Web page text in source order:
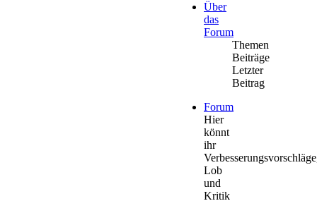
Über
das
Forum
Themen
Beiträge
Letzter
Beitrag
Forum
Hier
könnt
ihr
Lob
und
Kritik